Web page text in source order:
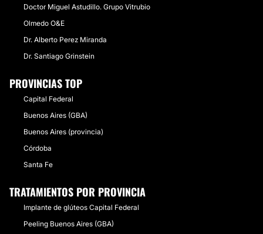
Doctor Miguel Astudillo. Grupo Vitrubio
Olmedo O&E
Dr. Alberto Perez Miranda
Dr. Santiago Grinstein
PROVINCIAS TOP
Capital Federal
Buenos Aires (GBA)
Buenos Aires (provincia)
Córdoba
Santa Fe
TRATAMIENTOS POR PROVINCIA
Implante de glúteos Capital Federal
Peeling Buenos Aires (GBA)